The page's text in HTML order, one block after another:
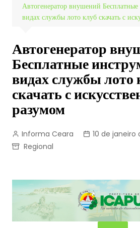
Автогенератор внушений
видах службы лото клуб скачать с
Автогенератор
Бесплатные
видах службы лото
скачать с
разумом
Informa Ceara
10 de janeiro
Regional